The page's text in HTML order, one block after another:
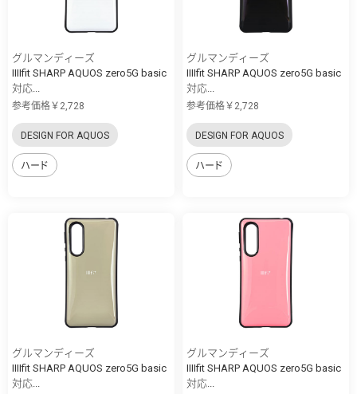
グルマンディーズ
IIIIfit SHARP AQUOS zero5G basic
対応...
参考価格￥2,728
DESIGN FOR AQUOS
ハード
グルマンディーズ
IIIIfit SHARP AQUOS zero5G basic
対応...
参考価格￥2,728
DESIGN FOR AQUOS
ハード
グルマンディーズ
IIIIfit SHARP AQUOS zero5G basic
対応...
グルマンディーズ
IIIIfit SHARP AQUOS zero5G basic
対応...